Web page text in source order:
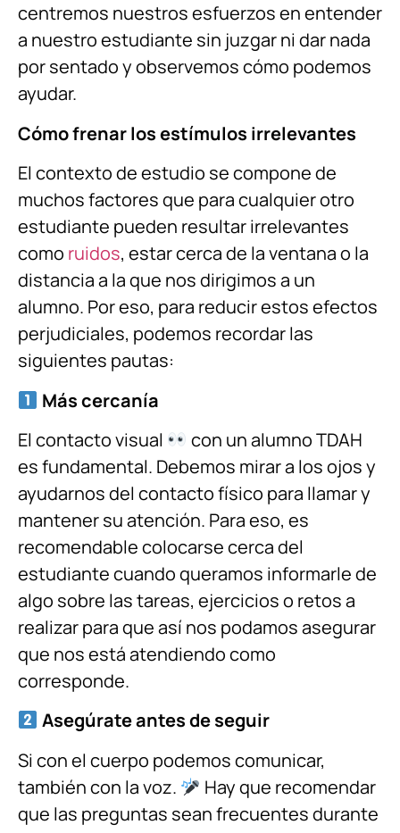
centremos nuestros esfuerzos en entender
a nuestro estudiante sin juzgar ni dar nada
por sentado y observemos cómo podemos
ayudar.
Cómo frenar los estímulos irrelevantes
El contexto de estudio se compone de
muchos factores que para cualquier otro
estudiante pueden resultar irrelevantes
como ruidos, estar cerca de la ventana o la
distancia a la que nos dirigimos a un
alumno. Por eso, para reducir estos efectos
perjudiciales, podemos recordar las
siguientes pautas:
Más cercanía
El contacto visual
con un alumno TDAH
es fundamental. Debemos mirar a los ojos y
ayudarnos del contacto físico para llamar y
mantener su atención. Para eso, es
recomendable colocarse cerca del
estudiante cuando queramos informarle de
algo sobre las tareas, ejercicios o retos a
realizar para que así nos podamos asegurar
que nos está atendiendo como
corresponde.
Asegúrate antes de seguir
Si con el cuerpo podemos comunicar,
también con la voz.
Hay que recomendar
que las preguntas sean frecuentes durante